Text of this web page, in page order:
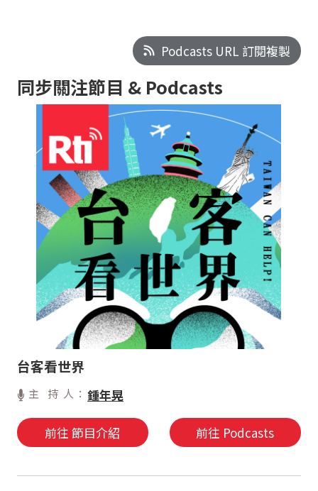
Podcasts URL 訂閱複製
同步關注節目 & Podcasts
台客看世界
主 持 人： 鍾年晃
前往 節目介紹 前往 Podcasts